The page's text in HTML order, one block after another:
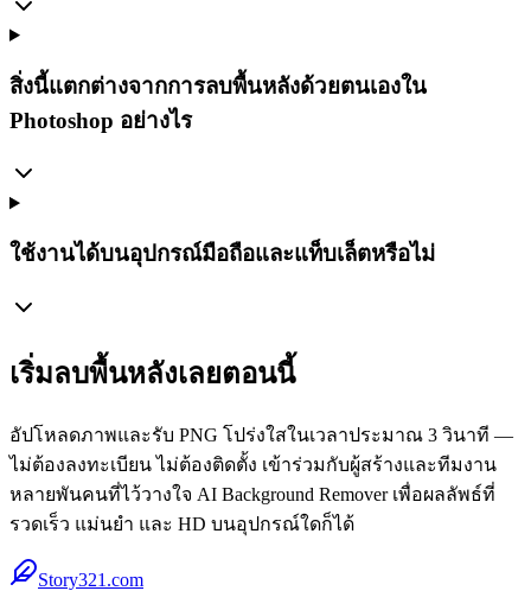
สิ่งนี้แตกต่างจากการลบพื้นหลังด้วยตนเองใน
Photoshop อย่างไร
ใช้งานได้บนอุปกรณ์มือถือและแท็บเล็ตหรือไม่
เริ่มลบพื้นหลังเลยตอนนี้
อัปโหลดภาพและรับ PNG โปร่งใสในเวลาประมาณ 3 วินาที —
ไม่ต้องลงทะเบียน ไม่ต้องติดตั้ง เข้าร่วมกับผู้สร้างและทีมงาน
หลายพันคนที่ไว้วางใจ AI Background Remover เพื่อผลลัพธ์ที่
รวดเร็ว แม่นยำ และ HD บนอุปกรณ์ใดก็ได้
Story321.com